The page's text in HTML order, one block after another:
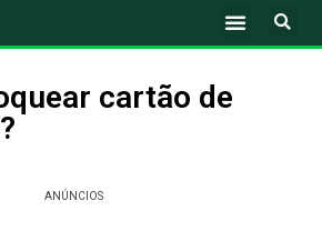
cartão de
ANÚNCIOS